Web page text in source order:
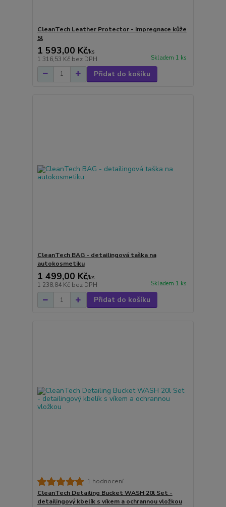
CleanTech Leather Protector - impregnace kůže
5l
1 593,00 Kč/ks
1 316,53 Kč bez DPH Skladem 1 ks
Přidat do košíku
CleanTech BAG - detailingová taška na
autokosmetiku
1 499,00 Kč/ks
1 238,84 Kč bez DPH Skladem 1 ks
Přidat do košíku
1 hodnocení
CleanTech Detailing Bucket WASH 20l Set -
detailingový kbelík s víkem a ochrannou vložkou